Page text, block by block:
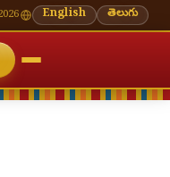
गणेश चतुर्थी — भाद्रपद शुक्ल चतुर्थी
English తెలుగు